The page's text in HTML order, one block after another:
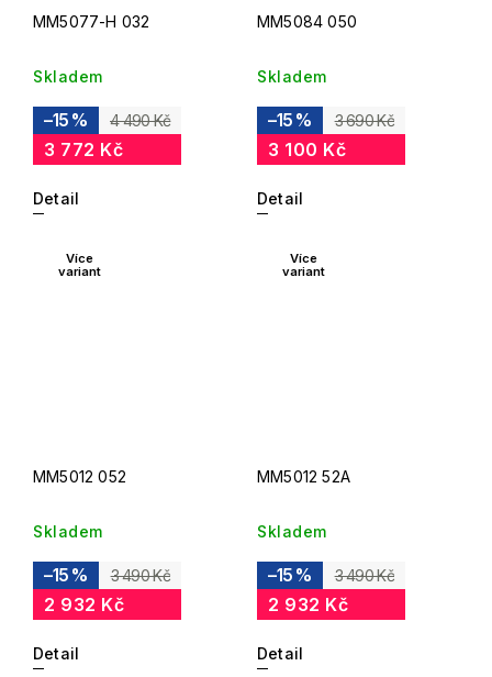
MM5077-H 032
Skladem
4 490 Kč
–15 %
3 772 Kč
Detail
MM5084 050
Skladem
3 690 Kč
–15 %
3 100 Kč
Detail
Více
variant
MM5012 052
Skladem
3 490 Kč
–15 %
2 932 Kč
Detail
Více
variant
MM5012 52A
Skladem
3 490 Kč
–15 %
2 932 Kč
Detail